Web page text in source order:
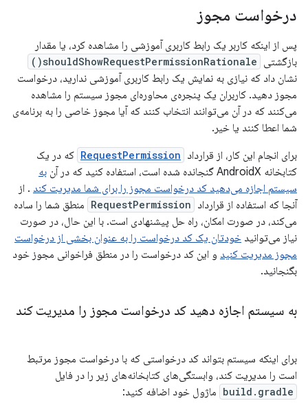
درخواست مجوز
پس از اینکه کاربر یک رابط کاربری آموزشی را مشاهده کرد، یا مقدار
بازگشتی shouldShowRequestPermissionRationale()
نشان داد که نیازی به نمایش یک رابط کاربری آموزشی ندارید، درخواست
مجوز دهید. کاربران یک پنجره‌ی محاوره‌ای مجوز سیستم را مشاهده
می‌کنند که در آن می‌توانند انتخاب کنند که آیا مجوز خاصی را به برنامه‌ی
شما اعطا کنند یا خیر.
برای انجام این کار، از قرارداد RequestPermission که در یک
کتابخانه AndroidX گنجانده شده است، استفاده کنید که در آن
به
سیستم اجازه می‌دهید کد درخواست مجوز را برای شما مدیریت کند . از
آنجا که استفاده از قرارداد RequestPermission منطق شما را ساده
می‌کند، در صورت امکان، راه حل پیشنهادی است. با این حال، در صورت
نیاز می‌توانید خودتان یک کد درخواست را به عنوان بخشی از درخواست
مجوز مدیریت کنید و این کد درخواست را در منطق فراخوانی مجوز خود
بگنجانید.
به سیستم اجازه دهید کد درخواست مجوز را مدیریت کند
برای اینکه سیستم بتواند کد درخواستی که با درخواست مجوز مرتبط
است را مدیریت کند، وابستگی‌های کتابخانه‌های زیر را در فایل
build.gradle ماژول خود اضافه کنید: